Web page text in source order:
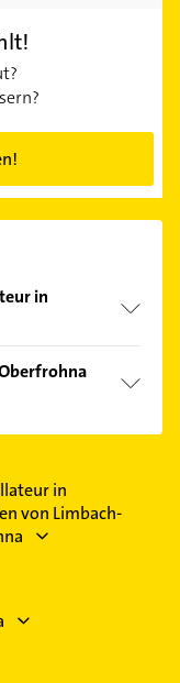
in
von den
Sie sich
lassen.
.
in
von Limbach-